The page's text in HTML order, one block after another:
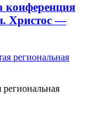
конференция
Христос —